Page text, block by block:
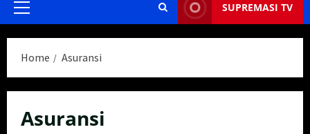
Primary
SUPREMASI TV
Home Asuransi
Asuransi